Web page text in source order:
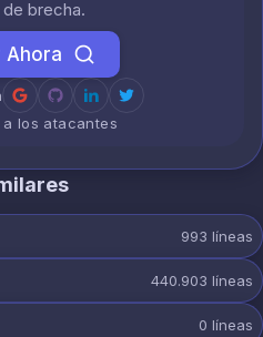
brecha.
Ahora
a los atacantes
993 líneas
440.903 líneas
0 líneas